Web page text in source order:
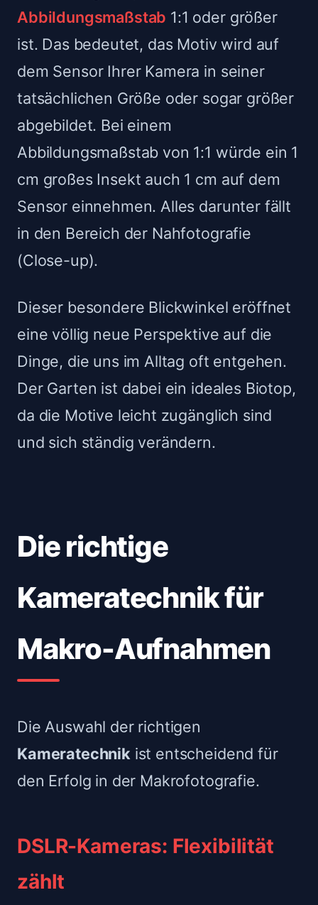
Abbildungsmaßstab 1:1 oder größer
ist. Das bedeutet, das Motiv wird auf
dem Sensor Ihrer Kamera in seiner
tatsächlichen Größe oder sogar größer
abgebildet. Bei einem
Abbildungsmaßstab von 1:1 würde ein 1
cm großes Insekt auch 1 cm auf dem
Sensor einnehmen. Alles darunter fällt
in den Bereich der Nahfotografie
(Close-up).
Dieser besondere Blickwinkel eröffnet
eine völlig neue Perspektive auf die
Dinge, die uns im Alltag oft entgehen.
Der Garten ist dabei ein ideales Biotop,
da die Motive leicht zugänglich sind
und sich ständig verändern.
Die richtige
Kameratechnik für
Makro-Aufnahmen
Die Auswahl der richtigen
Kameratechnik ist entscheidend für
den Erfolg in der Makrofotografie.
DSLR-Kameras: Flexibilität
zählt